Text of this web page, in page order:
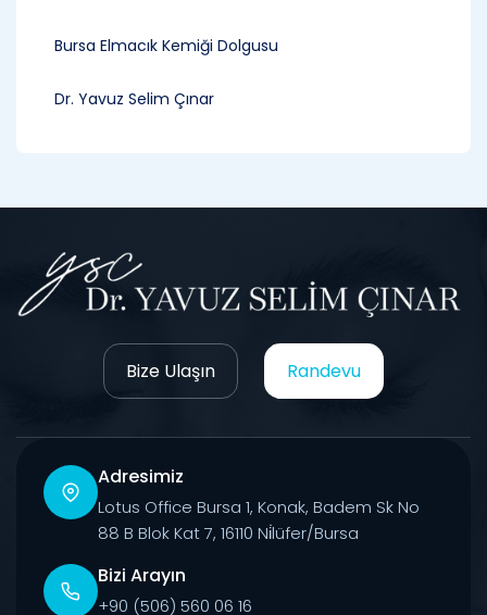
Bursa Elmacık Kemiği Dolgusu
Dr. Yavuz Selim Çınar
Bize Ulaşın Randevu
Adresimiz
Lotus Office Bursa 1, Konak, Badem Sk No
88 B Blok Kat 7, 16110 Ni̇lüfer/Bursa
Bizi Arayın
+90 (506) 560 06 16